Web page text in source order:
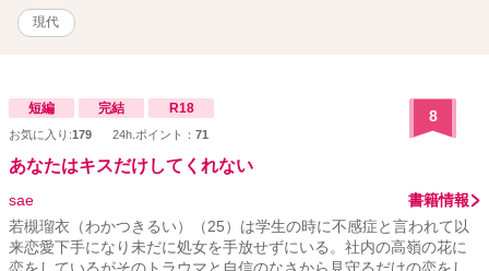
現代
短編 完結 R18
お気に入り:179 24h.ポイント： 71
8
あなたはキスだけしてくれない
sae
書籍情報
若槻瑠衣（わかつきるい）（25）は学生の時に不感症と言われて以
来恋愛下手になり未だに処女を手放せずにいる。社内の高嶺の花に
恋をしているがそのトラウマと自信のなさから見守るだけの恋をし